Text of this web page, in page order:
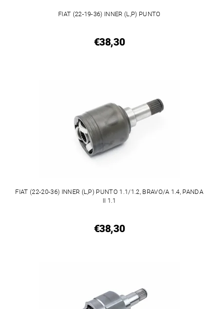
FIAT (22-19-36) INNER (L,P) PUNTO
€38,30
FIAT (22-20-36) INNER (L,P) PUNTO 1.1/1.2, BRAVO/A 1.4, PANDA
II 1.1
€38,30